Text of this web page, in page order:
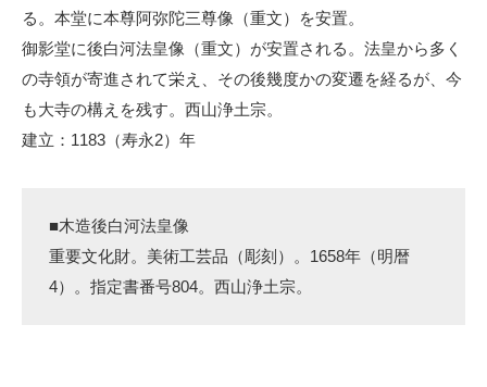
る。本堂に本尊阿弥陀三尊像（重文）を安置。
御影堂に後白河法皇像（重文）が安置される。法皇から多く
の寺領が寄進されて栄え、その後幾度かの変遷を経るが、今
も大寺の構えを残す。西山浄土宗。
建立：1183（寿永2）年
■木造後白河法皇像
重要文化財。美術工芸品（彫刻）。1658年（明暦
4）。指定書番号804。西山浄土宗。